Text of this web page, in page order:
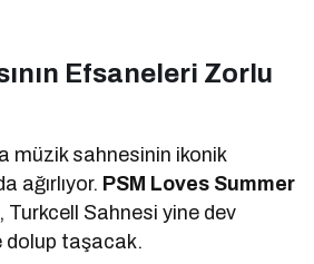
Efsaneleri Zorlu
müzik sahnesinin ikonik
ağırlıyor. PSM Loves Summer
Turkcell Sahnesi yine dev
dolup taşacak.